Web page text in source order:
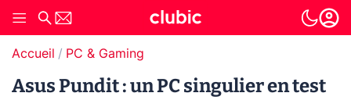
Accueil PC & Gaming
Asus Pundit : un PC singulier en test